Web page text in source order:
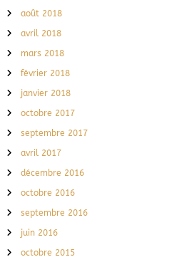
août 2018
avril 2018
mars 2018
février 2018
janvier 2018
octobre 2017
septembre 2017
avril 2017
décembre 2016
octobre 2016
septembre 2016
juin 2016
octobre 2015